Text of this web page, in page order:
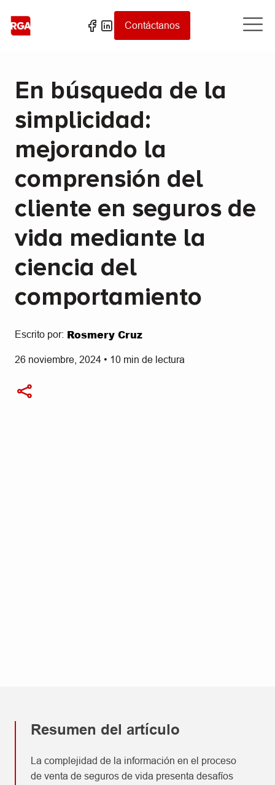
Contáctanos
En búsqueda de la
simplicidad:
mejorando la
comprensión del
cliente en seguros de
vida mediante la
ciencia del
comportamiento
Escrito por: Rosmery Cruz
26 noviembre, 2024 • 10 min de lectura
Resumen del artículo
La complejidad de la información en el proceso
de venta de seguros de vida presenta desafíos